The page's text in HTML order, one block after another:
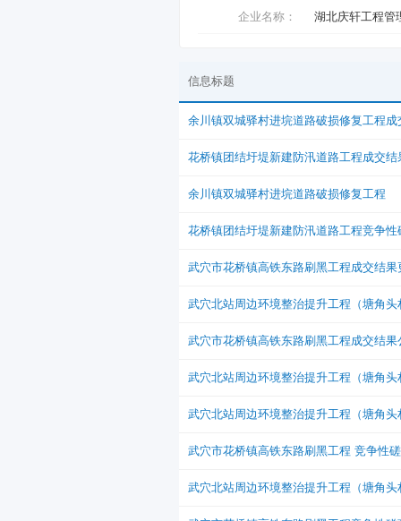
企业名称： 湖北庆轩工程管
信息标题
余川镇双城驿村进垸道路破损修复工程成
花桥镇团结圩堤新建防汛道路工程成交结
余川镇双城驿村进垸道路破损修复工程
花桥镇团结圩堤新建防汛道路工程竞争性
武穴市花桥镇高铁东路刷黑工程成交结果
武穴北站周边环境整治提升工程（塘角
武穴市花桥镇高铁东路刷黑工程成交结果
武穴北站周边环境整治提升工程（塘角
武穴北站周边环境整治提升工程（塘角
武穴市花桥镇高铁东路刷黑工程 竞争性
武穴北站周边环境整治提升工程（塘角